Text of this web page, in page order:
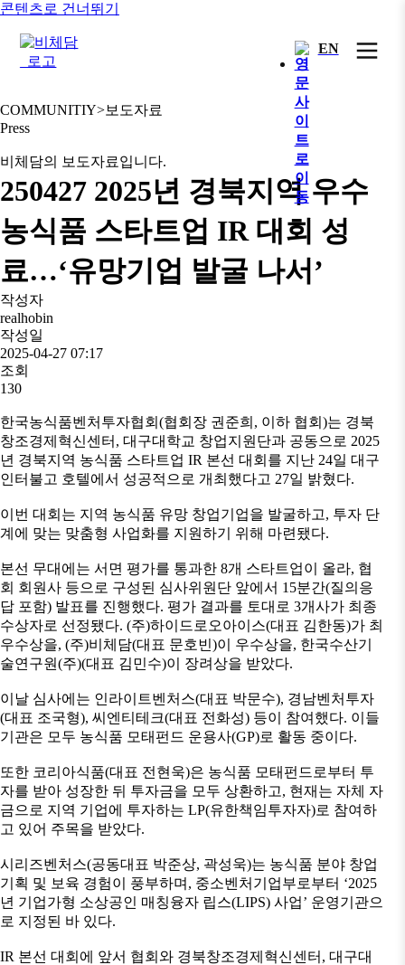
콘텐츠로 건너뛰기
EN
COMMUNITIY>보도자료
Press
비체담의 보도자료입니다.
250427 2025년 경북지역 우수
농식품 스타트업 IR 대회 성
료…‘유망기업 발굴 나서’
작성자
realhobin
작성일
2025-04-27 07:17
조회
130
한국농식품벤처투자협회(협회장 권준희, 이하 협회)는 경북
창조경제혁신센터, 대구대학교 창업지원단과 공동으로 2025
년 경북지역 농식품 스타트업 IR 본선 대회를 지난 24일 대구
인터불고 호텔에서 성공적으로 개최했다고 27일 밝혔다.
이번 대회는 지역 농식품 유망 창업기업을 발굴하고, 투자 단
계에 맞는 맞춤형 사업화를 지원하기 위해 마련됐다.
본선 무대에는 서면 평가를 통과한 8개 스타트업이 올라, 협
회 회원사 등으로 구성된 심사위원단 앞에서 15분간(질의응
답 포함) 발표를 진행했다. 평가 결과를 토대로 3개사가 최종
수상자로 선정됐다. (주)하이드로오아이스(대표 김한동)가 최
우수상을, (주)비체담(대표 문호빈)이 우수상을, 한국수산기
술연구원(주)(대표 김민수)이 장려상을 받았다.
이날 심사에는 인라이트벤처스(대표 박문수), 경남벤처투자
(대표 조국형), 씨엔티테크(대표 전화성) 등이 참여했다. 이들
기관은 모두 농식품 모태펀드 운용사(GP)로 활동 중이다.
또한 코리아식품(대표 전현욱)은 농식품 모태펀드로부터 투
자를 받아 성장한 뒤 투자금을 모두 상환하고, 현재는 자체 자
금으로 지역 기업에 투자하는 LP(유한책임투자자)로 참여하
고 있어 주목을 받았다.
시리즈벤처스(공동대표 박준상, 곽성욱)는 농식품 분야 창업
기획 및 보육 경험이 풍부하며, 중소벤처기업부로부터 ‘2025
년 기업가형 소상공인 매칭융자 립스(LIPS) 사업’ 운영기관으
로 지정된 바 있다.
IR 본선 대회에 앞서 협회와 경북창조경제혁신센터, 대구대